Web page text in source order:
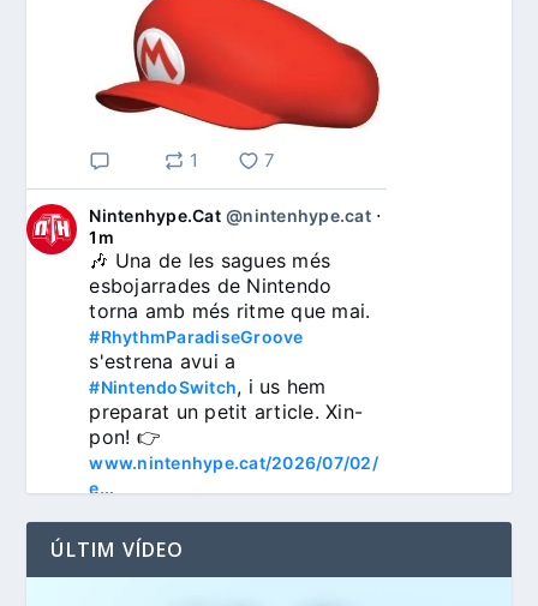
1 7
Nintenhype.Cat @nintenhype.cat⋅
1m
🎶 Una de les sagues més
esbojarrades de Nintendo
#RhythmParadiseGroove
#NintendoSwitch, i us hem
preparat un petit article. Xin-
www.nintenhype.cat/2026/07/02/
e...
ÚLTIM VÍDEO